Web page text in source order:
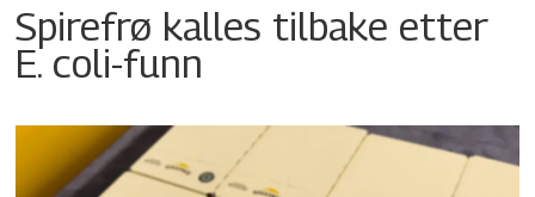
Spirefrø kalles tilbake etter
E. coli-funn